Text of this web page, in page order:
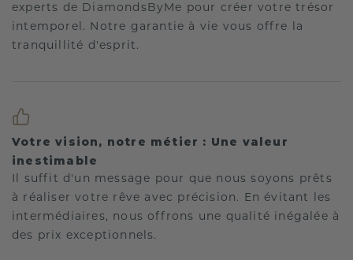
experts de DiamondsByMe pour créer votre trésor
intemporel. Notre garantie à vie vous offre la
tranquillité d'esprit.
Votre vision, notre métier : Une valeur
inestimable
Il suffit d'un message pour que nous soyons prêts
à réaliser votre rêve avec précision. En évitant les
intermédiaires, nous offrons une qualité inégalée à
des prix exceptionnels.